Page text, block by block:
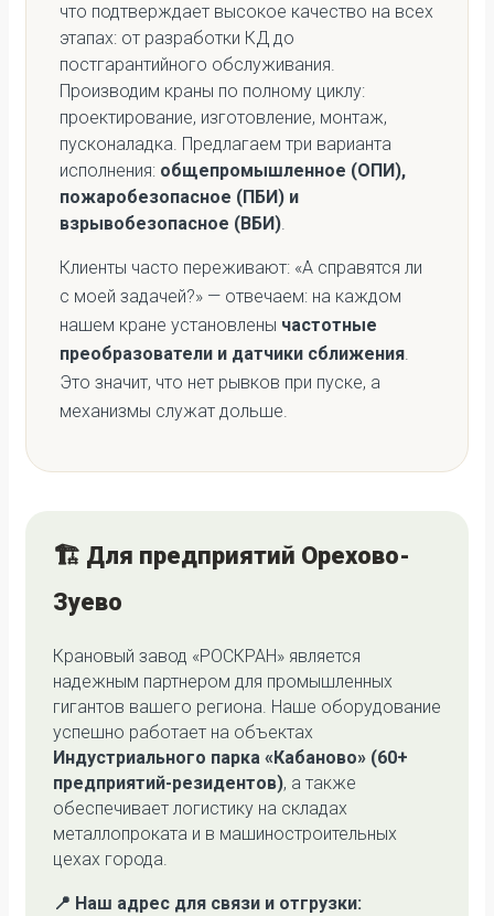
что подтверждает высокое качество на всех
этапах: от разработки КД до
постгарантийного обслуживания.
Производим краны по полному циклу:
проектирование, изготовление, монтаж,
пусконаладка. Предлагаем три варианта
исполнения: общепромышленное (ОПИ),
пожаробезопасное (ПБИ) и
взрывобезопасное (ВБИ).
Клиенты часто переживают: «А справятся ли
с моей задачей?» — отвечаем: на каждом
нашем кране установлены частотные
преобразователи и датчики сближения.
Это значит, что нет рывков при пуске, а
механизмы служат дольше.
🏗️ Для предприятий Орехово-
Зуево
Крановый завод «РОСКРАН» является
надежным партнером для промышленных
гигантов вашего региона. Наше оборудование
успешно работает на объектах
Индустриального парка «Кабаново» (60+
предприятий-резидентов), а также
обеспечивает логистику на складах
металлопроката и в машиностроительных
цехах города.
📍 Наш адрес для связи и отгрузки: